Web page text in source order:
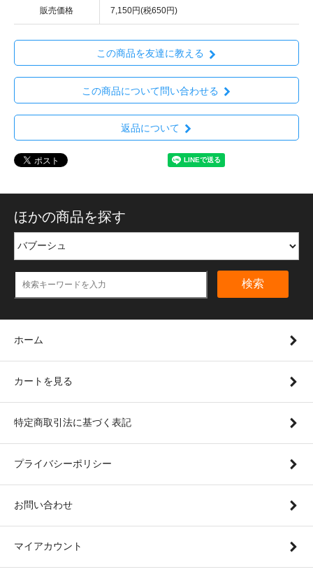
販売価格 7,150円(税650円)
この商品を友達に教える
この商品について問い合わせる
返品について
ほかの商品を探す
検索
ホーム
カートを見る
特定商取引法に基づく表記
プライバシーポリシー
お問い合わせ
マイアカウント